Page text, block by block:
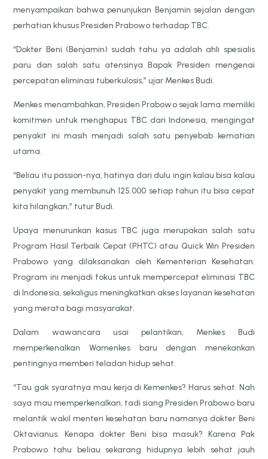
menyampaikan bahwa penunjukan Benjamin sejalan dengan
perhatian khusus Presiden Prabowo terhadap TBC.
“Dokter Beni (Benjamin) sudah tahu ya adalah ahli spesialis
paru dan salah satu atensinya Bapak Presiden mengenai
percepatan eliminasi tuberkulosis,” ujar Menkes Budi.
Menkes menambahkan, Presiden Prabowo sejak lama memiliki
komitmen untuk menghapus TBC dari Indonesia, mengingat
penyakit ini masih menjadi salah satu penyebab kematian
utama.
“Beliau itu passion-nya, hatinya dari dulu ingin kalau bisa kalau
penyakit yang membunuh 125.000 setiap tahun itu bisa cepat
kita hilangkan,” tutur Budi.
Upaya menurunkan kasus TBC juga merupakan salah satu
Program Hasil Terbaik Cepat (PHTC) atau Quick Win Presiden
Prabowo yang dilaksanakan oleh Kementerian Kesehatan.
Program ini menjadi fokus untuk mempercepat eliminasi TBC
di Indonesia, sekaligus meningkatkan akses layanan kesehatan
yang merata bagi masyarakat.
Dalam wawancara usai pelantikan, Menkes Budi
memperkenalkan Wamenkes baru dengan menekankan
pentingnya memberi teladan hidup sehat.
“Tau gak syaratnya mau kerja di Kemenkes? Harus sehat. Nah
saya mau memperkenalkan, tadi siang Presiden Prabowo baru
melantik wakil menteri kesehatan baru namanya dokter Beni
Oktavianus. Kenapa dokter Beni bisa masuk? Karena Pak
Prabowo tahu beliau sekarang hidupnya lebih sehat jauh